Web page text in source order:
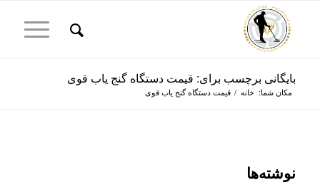
بایگانی برچسب برای: قیمت دستگاه گنج یاب قوی
مکان شما: خانه / قیمت دستگاه گنج یاب قوی
نوشته‌ها